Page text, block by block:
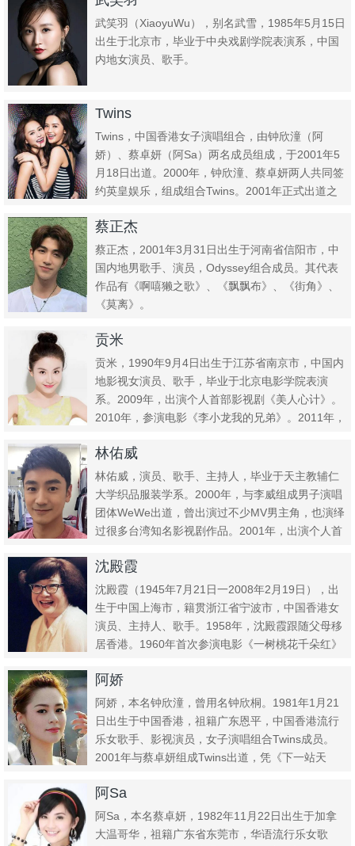
武笑羽（XiaoyuWu），别名武雪，1985年5月15日
出生于北京市，毕业于中央戏剧学院表演系，中国
内地女演员、歌手。
Twins
Twins，中国香港女子演唱组合，由钟欣潼（阿
娇）、蔡卓妍（阿Sa）两名成员组成，于2001年5
月18日出道。2000年，钟欣潼、蔡卓妍两人共同签
约英皇娱乐，组成组合Twins。2001年正式出道之
蔡正杰
蔡正杰，2001年3月31日出生于河南省信阳市，中
国内地男歌手、演员，Odyssey组合成员。其代表
作品有《啊嘻獭之歌》、《飘飘布》、《街角》、
《莫离》。
贡米
贡米，1990年9月4日出生于江苏省南京市，中国内
地影视女演员、歌手，毕业于北京电影学院表演
系。2009年，出演个人首部影视剧《美人心计》。
2010年，参演电影《李小龙我的兄弟》。2011年，
林佑威
林佑威，演员、歌手、主持人，毕业于天主教辅仁
大学织品服装学系。2000年，与李威组成男子演唱
团体WeWe出道，曾出演过不少MV男主角，也演绎
过很多台湾知名影视剧作品。2001年，出演个人首
沈殿霞
沈殿霞（1945年7月21日一2008年2月19日），出
生于中国上海市，籍贯浙江省宁波市，中国香港女
演员、主持人、歌手。1958年，沈殿霞跟随父母移
居香港。1960年首次参演电影《一树桃花千朵红》
阿娇
阿娇，本名钟欣潼，曾用名钟欣桐。1981年1月21
日出生于中国香港，祖籍广东恩平，中国香港流行
乐女歌手、影视演员，女子演唱组合Twins成员。
2001年与蔡卓妍组成Twins出道，凭《下一站天
阿Sa
阿Sa，本名蔡卓妍，1982年11月22日出生于加拿
大温哥华，祖籍广东省东莞市，华语流行乐女歌